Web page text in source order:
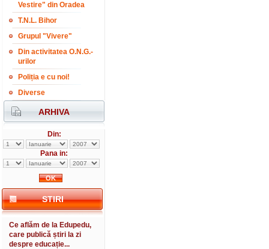
Vestire" din Oradea
T.N.L. Bihor
Grupul "Vivere"
Din activitatea O.N.G.-
urilor
Poliția e cu noi!
Diverse
ARHIVA
Din:
Pana in:
STIRI
Ce aflăm de la Edupedu,
care publică știri la zi
despre educație...